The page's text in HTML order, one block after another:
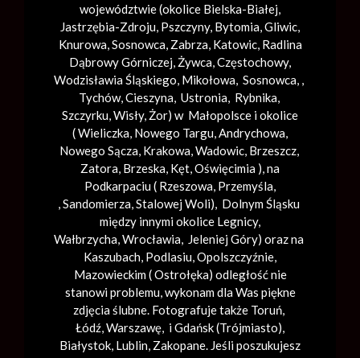
województwie (okolice Bielska-Białej,
Jastrzębia-Zdroju, Pszczyny, Bytomia, Gliwic,
Knurowa, Sosnowca, Zabrza, Katowic, Radlina
Dąbrowy Górniczej, Żywca, Częstochowy,
Wodzisławia Śląskiego, Mikołowa, Sosnowca, ,
Tychów, Cieszyna, Ustronia, Rybnika,
Szczyrku, Wisły, Żor) w Małopolsce i okolice
(Wieliczka, Nowego Targu,Andrychowa,
Nowego Sącza, Krakowa,Wadowic, Brzeszcz,
Zatora, Brzeska, Kęt,Oświęcimia ), na
Podkarpaciu ( Rzeszowa, Przemyśla,
,Sandomierza,Stalowej Woli), Dolnym Śląsku
między innymi okolice Legnicy,
Wałbrzycha,Wrocławia, Jeleniej Góry) oraz na
Kaszubach, Podlasiu, Opolszczyźnie,
Mazowieckim ( Ostrołęka) odległość nie
stanowi problemu, wykonam dla Was piękne
zdjęcia ślubne. Fotografuje także Toruń,
Łódź,Warszawę, i Gdańsk (Trójmiasto),
Białystok, Lublin, Zakopane. Jeśli poszukujesz